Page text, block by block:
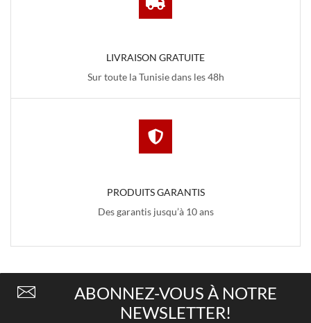
LIVRAISON GRATUITE
Sur toute la Tunisie dans les 48h
PRODUITS GARANTIS
Des garantis jusqu’à 10 ans
ABONNEZ-VOUS À NOTRE
NEWSLETTER!